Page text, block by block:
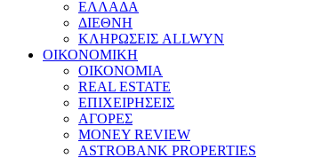
ΕΛΛΑΔΑ
ΔΙΕΘΝΗ
ΚΛΗΡΩΣΕΙΣ ALLWYN
ΟΙΚΟΝΟΜΙΚΗ
ΟΙΚΟΝΟΜΙΑ
REAL ESTATE
ΕΠΙΧΕΙΡΗΣΕΙΣ
ΑΓΟΡΕΣ
MONEY REVIEW
ASTROBANK PROPERTIES